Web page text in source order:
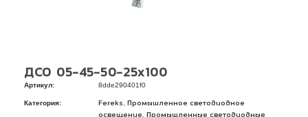
ДСО 05-45-50-25х100
Артикул: 8dde290401f0
Категория: Fereks
Промышленное светодиодное
освещение
Промышленные светодиодные